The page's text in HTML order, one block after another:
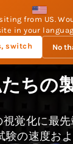
from US.
in your
switch
No
ちの
視覚化に最
験の速度お